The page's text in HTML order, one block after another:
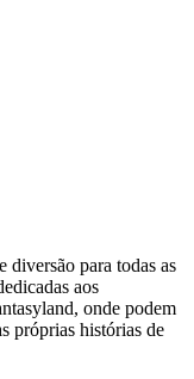
diversão para todas as
aos
onde podem
próprias histórias de